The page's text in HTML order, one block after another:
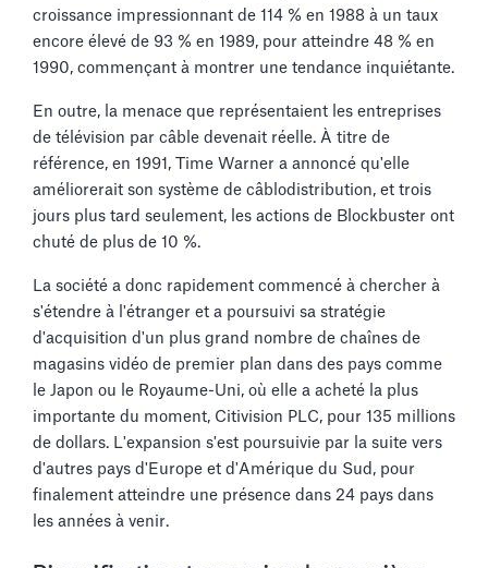
croissance impressionnant de 114 % en 1988 à un taux
encore élevé de 93 % en 1989, pour atteindre 48 % en
1990, commençant à montrer une tendance inquiétante.
En outre, la menace que représentaient les entreprises
de télévision par câble devenait réelle. À titre de
référence, en 1991, Time Warner a annoncé qu'elle
améliorerait son système de câblodistribution, et trois
jours plus tard seulement, les actions de Blockbuster ont
chuté de plus de 10 %.
La société a donc rapidement commencé à chercher à
s'étendre à l'étranger et a poursuivi sa stratégie
d'acquisition d'un plus grand nombre de chaînes de
magasins vidéo de premier plan dans des pays comme
le Japon ou le Royaume-Uni, où elle a acheté la plus
importante du moment, Citivision PLC, pour 135 millions
de dollars. L'expansion s'est poursuivie par la suite vers
d'autres pays d'Europe et d'Amérique du Sud, pour
finalement atteindre une présence dans 24 pays dans
les années à venir.